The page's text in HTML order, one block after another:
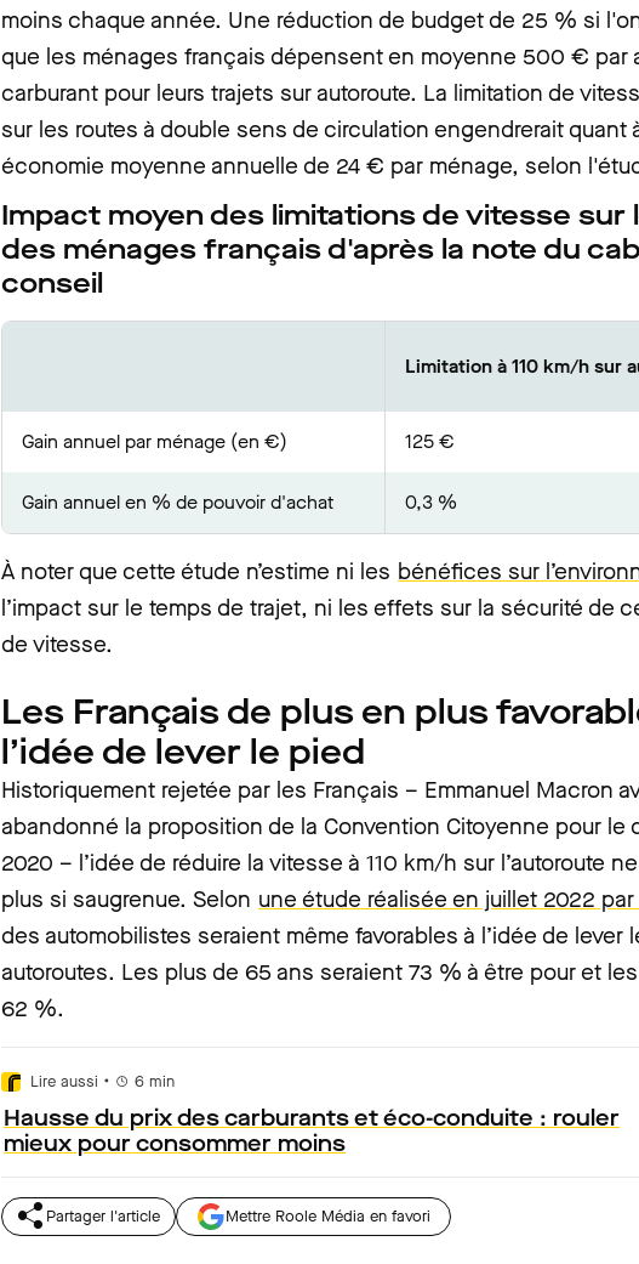
moins chaque année. Une réduction de budget de 25 % si
que les ménages français dépensent en moyenne 500 € par
carburant pour leurs trajets sur autoroute. La limitation de
sur les routes à double sens de circulation engendrerait quant
économie moyenne annuelle de 24 € par ménage, selon
Impact moyen des limitations de vitesse sur
des ménages français d'après la note du
conseil
Limitation à 110 km/h sur
Gain annuel par ménage (en €) 125 €
Gain annuel en % de pouvoir d'achat 0,3 %
À noter que cette étude n’estime ni les bénéfices sur
l’impact sur le temps de trajet, ni les effets sur la sécurité de
de vitesse.
Les Français de plus en plus
l’idée de lever le pied
Historiquement rejetée par les Français – Emmanuel Macron
abandonné la proposition de la Convention Citoyenne pour le
2020 – l’idée de réduire la vitesse à 110 km/h sur l’autoroute
plus si saugrenue. Selon une étude réalisée en juillet 2022 par
des automobilistes seraient même favorables à l’idée de lever
autoroutes. Les plus de 65 ans seraient 73 % à être pour et
62 %.
Lire aussi • 6 min
Hausse du prix des carburants et éco-conduite : rouler
mieux pour consommer moins
Partager l'article Mettre Roole Média en favori